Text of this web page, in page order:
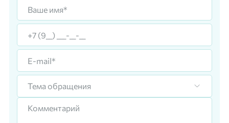
Тема обращения